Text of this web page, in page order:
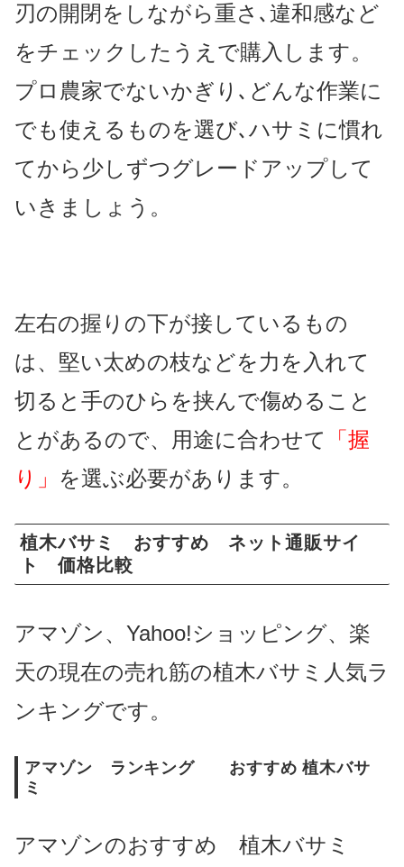
刃の開閉をしながら重さ､違和感など
をチェックしたうえで購入します。
プロ農家でないかぎり､どんな作業に
でも使えるものを選び､ハサミに慣れ
てから少しずつグレードアップして
いきましょう。
左右の握りの下が接しているもの
は、堅い太めの枝などを力を入れて
切ると手のひ らを挟んで傷めること
とがあるので、用途に合わせて
「握
り」 を選ぶ必要があります。
植木バサミ おすすめ ネット通販サイ
ト 価格比較
アマゾン、Yahoo!ショッピング、楽
天の現在の売れ筋の植木バサミ人気ラ
ンキングです。
アマゾン ランキング おすすめ 植木バサ
ミ
アマゾンのおすすめ 植木バサミ